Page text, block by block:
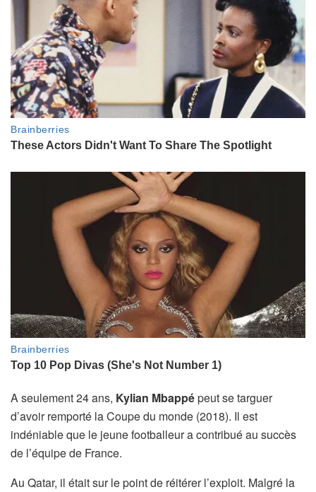
A seulement 24 ans, Kylian Mbappépeut se targuer
d’avoir remporté la Coupe du monde (2018). Il est
indéniable que le jeune footballeur a contribué au succès
de l’équipe de France.
Au Qatar, il était sur le point de réitérer l’exploit. Malgré la